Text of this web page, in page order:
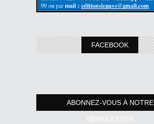
FACEBOOK
ABONNEZ-VOUS À NOTRE
NEWSLETTER